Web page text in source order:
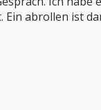
abrollen ist